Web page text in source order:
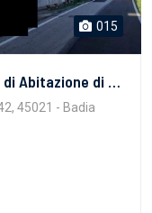
015
Piena proprietà per la quota di 1/1 di Abitazione di tipo ultrapopolare (piano T-1-2; consistenza 5,5) con area scoperta di pertinenza. Identificazione catastale come da Avviso. Occupato senza titolo da terzi. Regolarità urbanistico-edilizia-catastale: presenti difformità, Vincoli e oneri, il tutto come da Perizia a cui si rinvia per ogni specifica
45021 - Badia